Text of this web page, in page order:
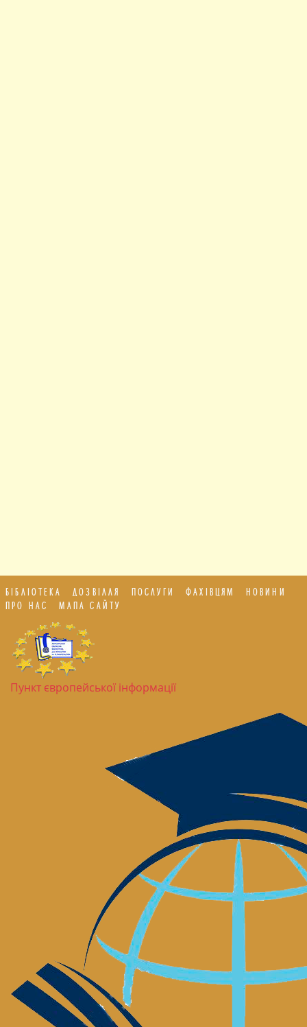
БІБЛІОТЕКА ДОЗВІЛЛЯ ПОСЛУГИ ФАХІВЦЯМ
НОВИНИ
ПРО НАС
МАПА САЙТУ
Пункт європейської інформації